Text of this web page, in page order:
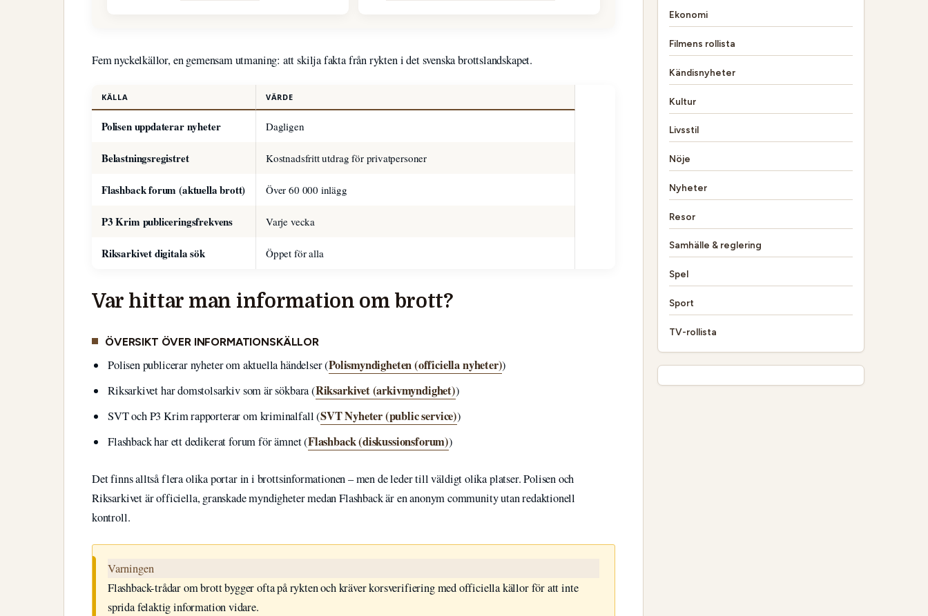
Fem nyckelkällor, en gemensam utmaning: att skilja fakta från rykten i det svenska brottslandskapet.
KÄLLA VÄRDE
Polisen uppdaterar nyheter Dagligen
Belastningsregistret Kostnadsfritt utdrag för privatpersoner
Flashback forum (aktuella brott) Över 60 000 inlägg
P3 Krim publiceringsfrekvens Varje vecka
Riksarkivet digitala sök Öppet för alla
Var hittar man information om brott?
ÖVERSIKT ÖVER INFORMATIONSKÄLLOR
Polisen publicerar nyheter om aktuella händelser (Polismyndigheten (officiella nyheter))
Riksarkivet har domstolsarkiv som är sökbara (Riksarkivet (arkivmyndighet))
SVT och P3 Krim rapporterar om kriminalfall (SVT Nyheter (public service))
Flashback har ett dedikerat forum för ämnet (Flashback (diskussionsforum))
Det finns alltså flera olika portar in i brottsinformationen – men de leder till väldigt olika platser. Polisen och
Riksarkivet är officiella, granskade myndigheter medan Flashback är en anonym community utan redaktionell
kontroll.
Varningen
Flashback-trådar om brott bygger ofta på rykten och kräver korsverifiering med officiella källor för att inte
sprida felaktig information vidare.
Ekonomi
Filmens rollista
Kändisnyheter
Kultur
Livsstil
Nöje
Nyheter
Resor
Samhälle & reglering
Spel
Sport
TV-rollista